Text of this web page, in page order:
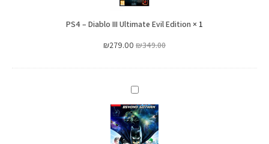
Ultimate
Evil
1
×
PS4 – Diablo III Ultimate Evil Edition
₪349.00
₪279.00
PC
–
LEGO
Batman